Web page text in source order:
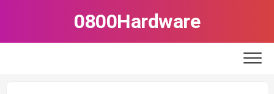
0800Hardware